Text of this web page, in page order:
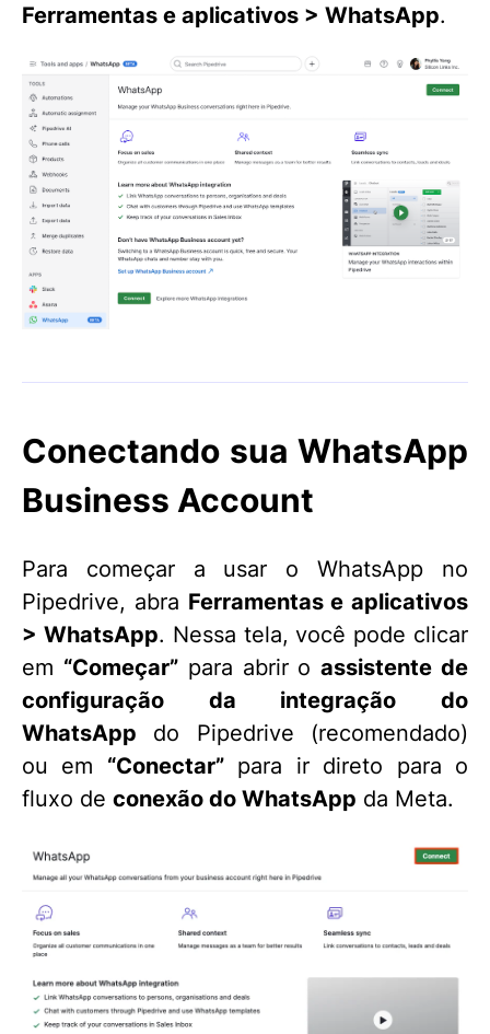
Ferramentas e aplicativos > WhatsApp.
Conectando sua WhatsApp
Business Account
Para começar a usar o WhatsApp no
Pipedrive, abra Ferramentas e aplicativos
> WhatsApp. Nessa tela, você pode clicar
em “Começar”para abrir oassistente de
configuração da integração do
WhatsApp do Pipedrive (recomendado)
ou em “Conectar”para ir direto para o
fluxo de conexão do WhatsApp da Meta.